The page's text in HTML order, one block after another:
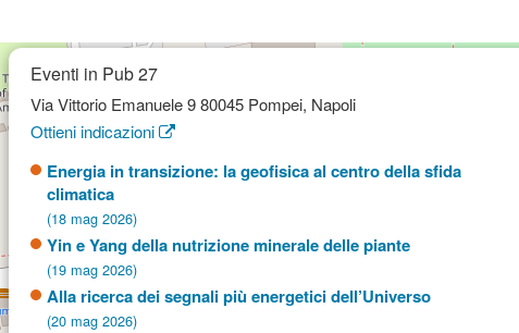
Eventi in Pub 27
Via Vittorio Emanuele 9 80045 Pompei, Napoli
Ottieni indicazioni
Energia in transizione: la geofisica al centro della sfida
climatica
(18 mag 2026)
Yin e Yang della nutrizione minerale delle piante
(19 mag 2026)
Alla ricerca dei segnali più energetici dell’Universo
(20 mag 2026)